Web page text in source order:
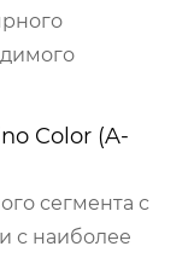
Color (A-
сегмента с
с наиболее